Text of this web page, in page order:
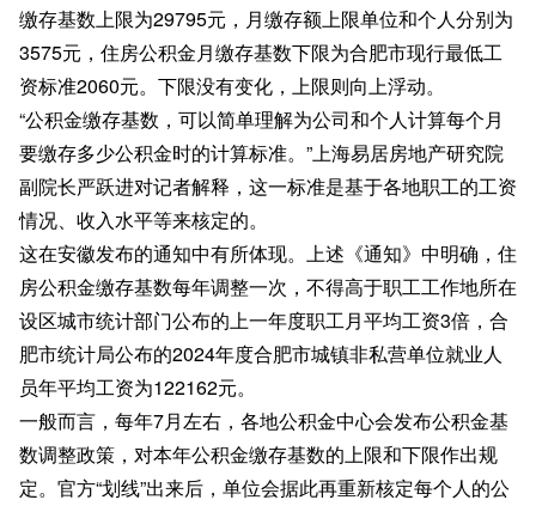
缴存基数上限为29795元，月缴存额上限单位和个人分别为
3575元，住房公积金月缴存基数下限为合肥市现行最低工
资标准2060元。下限没有变化，上限则向上浮动。
“公积金缴存基数，可以简单理解为公司和个人计算每个月
要缴存多少公积金时的计算标准。”上海易居房地产研究院
副院长严跃进对记者解释，这一标准是基于各地职工的工资
情况、收入水平等来核定的。
这在安徽发布的通知中有所体现。上述《通知》中明确，住
房公积金缴存基数每年调整一次，不得高于职工工作地所在
设区城市统计部门公布的上一年度职工月平均工资3倍，合
肥市统计局公布的2024年度合肥市城镇非私营单位就业人
员年平均工资为122162元。
一般而言，每年7月左右，各地公积金中心会发布公积金基
数调整政策，对本年公积金缴存基数的上限和下限作出规
定。官方“划线”出来后，单位会据此再重新核定每个人的公